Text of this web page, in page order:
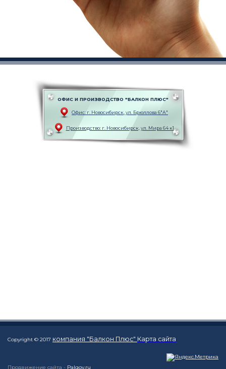
ОФИС И ПРОИЗВОДСТВО "БАЛКОН ПЛЮС"
Офис: г. Новоcибирск, ул. Брюллова 6"А"
Производство: г. Новоcибирск, ул. Мира 64 к1
Copyright © 2017 компания "Балкон Плюс" Карта сайта
Продвижение сайта - Palgov.ru